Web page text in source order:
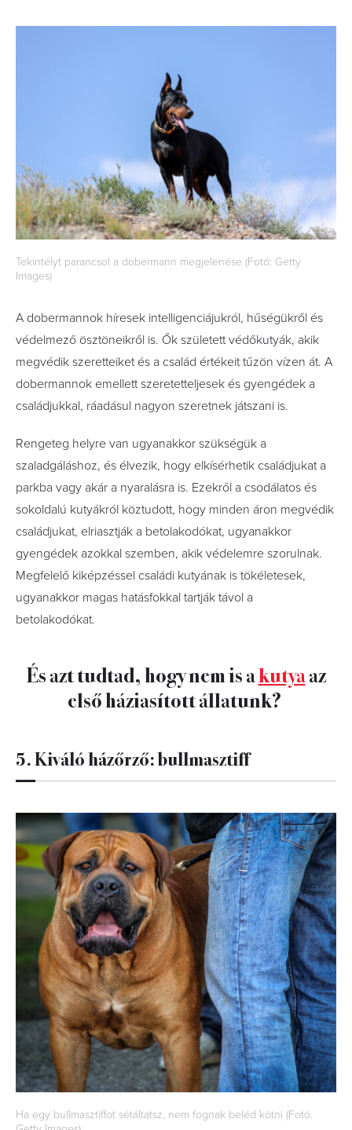
Tekintélyt parancsol a dobermann megjelenése (Fotó: Getty
Images)
A dobermannok híresek intelligenciájukról, hűségükről és
védelmező ösztöneikről is. Ők született védőkutyák, akik
megvédik szeretteiket és a család értékeit tűzön vízen át. A
dobermannok emellett szeretetteljesek és gyengédek a
családjukkal, ráadásul nagyon szeretnek játszani is.
Rengeteg helyre van ugyanakkor szükségük a
szaladgáláshoz, és élvezik, hogy elkísérhetik családjukat a
parkba vagy akár a nyaralásra is. Ezekről a csodálatos és
sokoldalú kutyákról köztudott, hogy minden áron megvédik
családjukat, elriasztják a betolakodókat, ugyanakkor
gyengédek azokkal szemben, akik védelemre szorulnak.
Megfelelő kiképzéssel családi kutyának is tökéletesek,
ugyanakkor magas hatásfokkal tartják távol a
betolakodókat.
És azt tudtad, hogy nem is akutyaaz
első háziasított állatunk?
5. Kiváló házőrző: bullmasztiff
Ha egy bullmasztiffot sétáltatsz, nem fognak beléd kötni (Fotó.